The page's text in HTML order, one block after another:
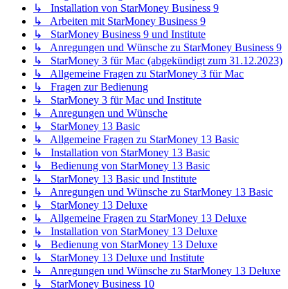
↳ Installation von StarMoney Business 9
↳ Arbeiten mit StarMoney Business 9
↳ StarMoney Business 9 und Institute
↳ Anregungen und Wünsche zu StarMoney Business 9
↳ StarMoney 3 für Mac (abgekündigt zum 31.12.2023)
↳ Allgemeine Fragen zu StarMoney 3 für Mac
↳ Fragen zur Bedienung
↳ StarMoney 3 für Mac und Institute
↳ Anregungen und Wünsche
↳ StarMoney 13 Basic
↳ Allgemeine Fragen zu StarMoney 13 Basic
↳ Installation von StarMoney 13 Basic
↳ Bedienung von StarMoney 13 Basic
↳ StarMoney 13 Basic und Institute
↳ Anregungen und Wünsche zu StarMoney 13 Basic
↳ StarMoney 13 Deluxe
↳ Allgemeine Fragen zu StarMoney 13 Deluxe
↳ Installation von StarMoney 13 Deluxe
↳ Bedienung von StarMoney 13 Deluxe
↳ StarMoney 13 Deluxe und Institute
↳ Anregungen und Wünsche zu StarMoney 13 Deluxe
↳ StarMoney Business 10